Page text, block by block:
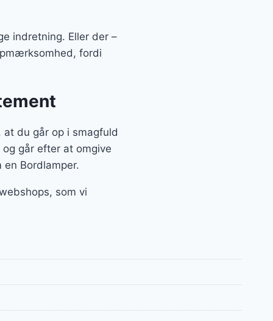
indretning. Eller der –
fordi
du går op i smagfuld
går efter at omgive
Bordlamper.
som vi